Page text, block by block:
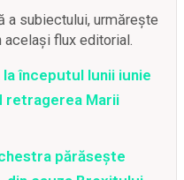
a subiectului, urmărește
flux editorial.
începutul lunii iunie
retragerea Marii
părăsește